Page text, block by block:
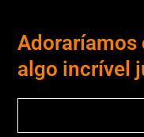
algo incrível